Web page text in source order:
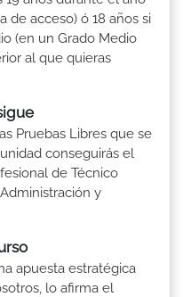
de acceso) ó 18 años si
(en un Grado Medio
al que quieras
Pruebas Libres que se
conseguirás el
de Técnico
y
apuesta estratégica
lo afirma el